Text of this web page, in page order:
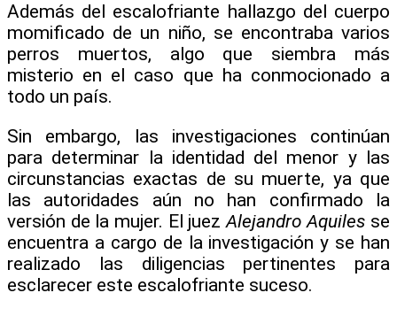
Además del escalofriante hallazgo del cuerpo
momificado de un niño, se encontraba varios
perros muertos, algo que siembra más
misterio en el caso que ha conmocionado a
todo un país.
Sin embargo, las investigaciones continúan
para determinar la identidad del menor y las
circunstancias exactas de su muerte, ya que
las autoridades aún no han confirmado la
versión de la mujer. El juezAlejandro Aquiles se
encuentra a cargo de la investigación y se han
realizado las diligencias pertinentes para
esclarecer este escalofriante suceso.